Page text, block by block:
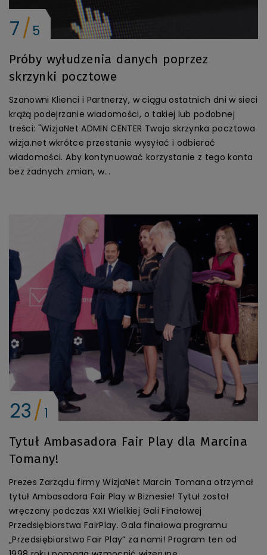
7 5
Próby wyłudzenia danych poprzez
skrzynki pocztowe
Szanowni Klienci i Partnerzy, w ciągu ostatnich dni w sieci
krążą podejrzanie wiadomości, o takiej lub podobnej
treści: "WizjaNet ADMIN CENTER Twoja skrzynka pocztowa
wizja.net wkrótce przestanie wysyłać i odbierać
wiadomości. Aby kontynuować korzystanie z tego konta
bez żadnych zmian, w...
23 1
Tytuł Ambasadora Fair Play dla Marcina
Tomany!
Prezes Zarządu firmy WizjaNet Marcin Tomana otrzymał
tytuł Ambasadora Fair Play w Biznesie! Tytuł został
wręczony podczas XXI Wielkiej Gali Finałowej
Przedsiębiorstwa FairPlay. Gala finałowa programu
„Przedsiębiorstwo Fair Play” za nami! Program ten od